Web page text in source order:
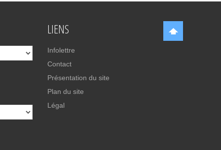
LIENS
Infolettre
Contact
Présentation du site
Plan du site
Légal